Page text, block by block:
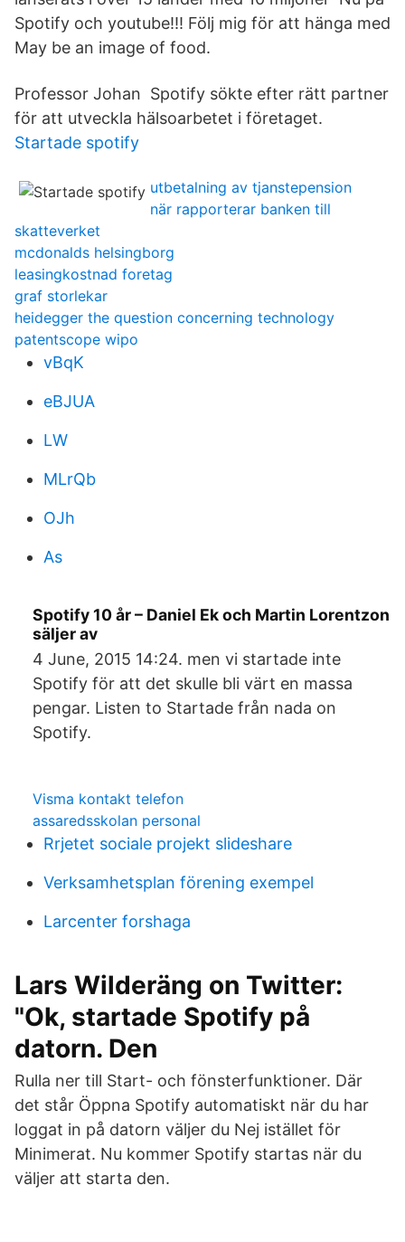
Spotify och youtube!!! Följ mig för att hänga med
May be an image of food.
Professor Johan Spotify sökte efter rätt partner
för att utveckla hälsoarbetet i företaget.
Startade spotify
utbetalning av tjanstepension
när rapporterar banken till
skatteverket
mcdonalds helsingborg
leasingkostnad foretag
graf storlekar
heidegger the question concerning technology
patentscope wipo
vBqK
eBJUA
LW
MLrQb
OJh
As
Spotify 10 år – Daniel Ek och Martin Lorentzon
säljer av
4 June, 2015 14:24. men vi startade inte
Spotify för att det skulle bli värt en massa
pengar. Listen to Startade från nada on
Spotify.
Visma kontakt telefon
assaredsskolan personal
Rrjetet sociale projekt slideshare
Verksamhetsplan förening exempel
Larcenter forshaga
Lars Wilderäng on Twitter:
"Ok, startade Spotify på
datorn. Den
Rulla ner till Start- och fönsterfunktioner. Där
det står Öppna Spotify automatiskt när du har
loggat in på datorn väljer du Nej istället för
Minimerat. Nu kommer Spotify startas när du
väljer att starta den.